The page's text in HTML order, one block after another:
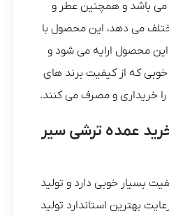
باشد و همچنین عطر و
می دهد، این محصول با
این محصول ارایه می شود و
که از کیفیت برند های
خریداری و مصرف می کنند.
عمده ترشی سیر
بسیار خوبی دارد و تولید
بهترین استاندارد تولید